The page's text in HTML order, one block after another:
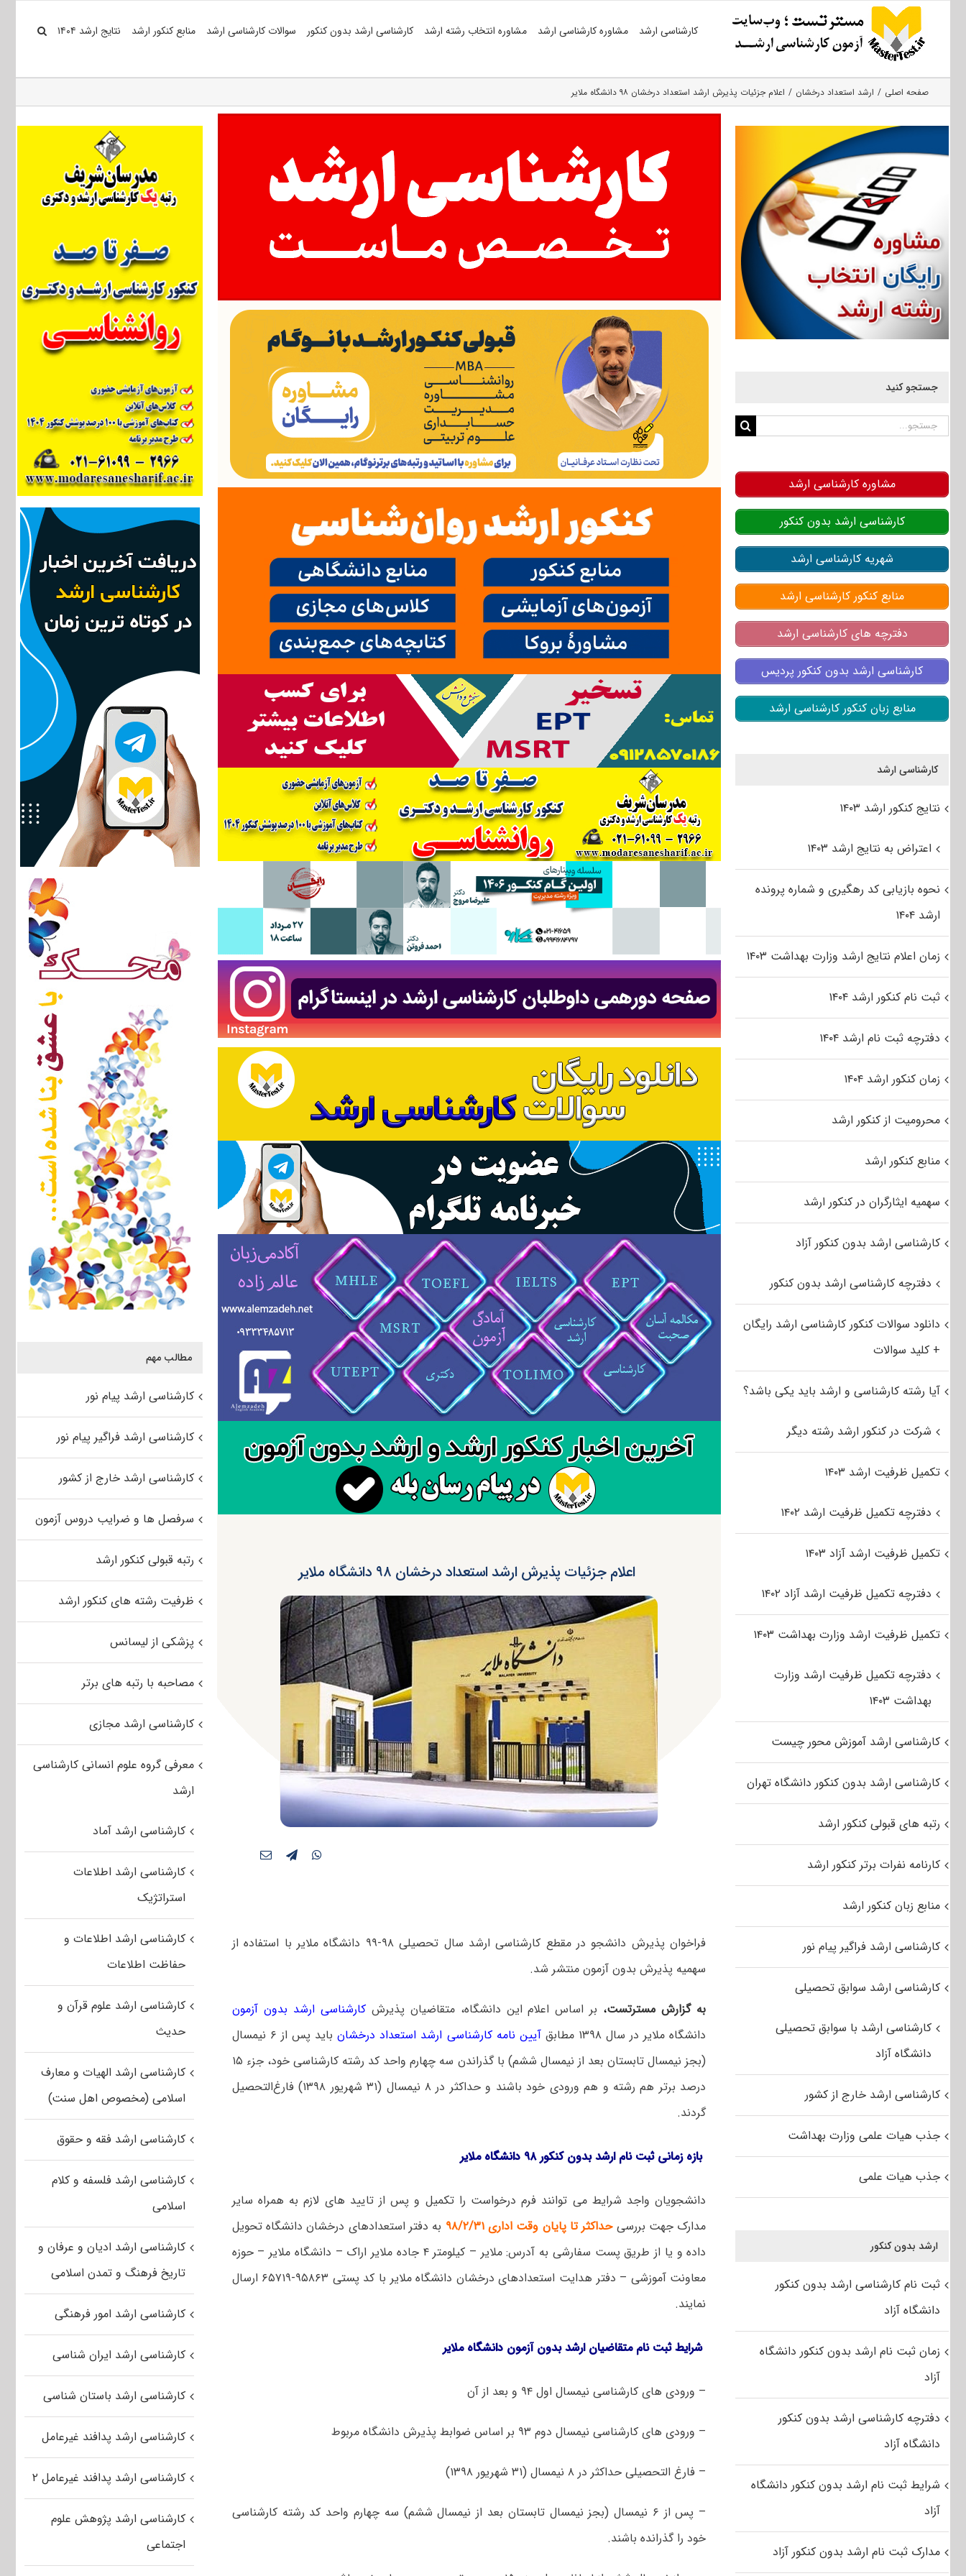
کارشناسی ارشد مشاوره کارشناسی ارشد مشاوره انتخاب رشته ارشد کارشناسی ارشد بدون کنکور سوالات کارشناسی ارشد منابع کنکور ارشد نتایج ارشد ۱۴۰۴
صفحه اصلی ارشد استعداد درخشان اعلام جزئیات پذیرش ارشد استعداد درخشان ۹۸ دانشگاه ملایر
اعلام جزئیات پذیرش ارشد استعداد درخشان ۹۸ دانشگاه ملایر
فراخوان پذیرش دانشجو در مقطع کارشناسی ارشد سال تحصیلی ۹۸-۹۹ دانشگاه ملایر با استفاده از
سهمیه پذیرش بدون آزمون منتشر شد.
به گزارش مسترتست، بر اساس اعلام این دانشگاه، متقاضیان پذیرشکارشناسی ارشد بدون آزمون
دانشگاه ملایر در سال ۱۳۹۸ مطابق
آیین نامه کارشناسی ارشد استعداد درخشان
باید پس از ۶ نیمسال
(بجز نیمسال تابستان بعد از نیمسال ششم) با گذراندن سه چهارم واحد کد رشته کارشناسی خود، جزء ۱۵
درصد برتر هم رشته و هم ورودی خود باشند و حداکثر در ۸ نیمسال (۳۱ شهریور ۱۳۹۸) فارغ‌التحصیل
گردند.
بازه زمانی ثبت نام ارشد بدون کنکور ۹۸ دانشگاه ملایر
دانشجویان واجد شرایط می توانند فرم درخواست را تکمیل و پس از تایید های لازم به همراه سایر
مدارک جهت بررسیحداکثر تا پایان وقت اداری ۹۸/۲/۳۱
به دفتر استعدادهای درخشان دانشگاه تحویل
داده و یا از طریق پست سفارشی به آدرس: ملایر – کیلومتر ۴ جاده ملایر اراک – دانشگاه ملایر – حوزه
معاونت آموزشی – دفتر هدایت استعدادهای درخشان دانشگاه ملایر با کد پستی ۹۵۸۶۳-۶۵۷۱۹ ارسال
نمایند.
شرایط ثبت نام متقاضیانارشد بدون آزمون دانشگاه ملایر
– ورودی های کارشناسی نیمسال اول ۹۴ و بعد از آن
– ورودی های کارشناسی نیمسال دوم ۹۳ بر اساس ضوابط پذیرش دانشگاه مربوط
– فارغ التحصیلی حداکثر در ۸ نیمسال (۳۱ شهریور ۱۳۹۸)
– پس از ۶ نیمسال (بجز نیمسال تابستان بعد از نیمسال ششم) سه چهارم واحد کد رشته کارشناسی
خود را گذرانده باشند.
مطالب مهم
کارشناسی ارشد پیام نور
کارشناسی ارشد فراگیر پیام نور
کارشناسی ارشد خارج از کشور
سرفصل ها و ضرایب دروس آزمون
رتبه قبولی کنکور ارشد
ظرفیت رشته های کنکور ارشد
پزشکی از لیسانس
مصاحبه با رتبه های برتر
کارشناسی ارشد مجازی
معرفی گروه علوم انسانی کارشناسی
ارشد
کارشناسی ارشد آماد
کارشناسی ارشد اطلاعات
استراتژیک
کارشناسی ارشد اطلاعات و
حفاظت اطلاعات
کارشناسی ارشد علوم قرآن و
حدیث
کارشناسی ارشد الهیات و معارف
اسلامی (مخصوص اهل سنت)
کارشناسی ارشد فقه و حقوق
کارشناسی ارشد فلسفه و کلام
اسلامی
کارشناسی ارشد ادیان و عرفان و
تاریخ فرهنگ و تمدن اسلامی
کارشناسی ارشد امور فرهنگی
کارشناسی ارشد ایران شناسی
کارشناسی ارشد باستان شناسی
کارشناسی ارشد پدافند غیرعامل
کارشناسی ارشد پدافند غیرعامل ۲
کارشناسی ارشد پژوهش علوم
اجتماعی
جستجو کنید
جستجو
مشاوره کارشناسی ارشد
کارشناسی ارشد بدون کنکور
شهریه کارشناسی ارشد
منابع کنکور کارشناسی ارشد
دفترچه های کارشناسی ارشد
کارشناسی ارشد بدون کنکور پردیس
منابع زبان کنکور کارشناسی ارشد
کارشناسی ارشد
نتایج کنکور ارشد ۱۴۰۳
اعتراض به نتایج ارشد ۱۴۰۳
نحوه بازیابی کد رهگیری و شماره پرونده
ارشد ۱۴۰۴
زمان اعلام نتایج ارشد وزارت بهداشت ۱۴۰۳
ثبت نام کنکور ارشد ۱۴۰۴
دفترچه ثبت نام ارشد ۱۴۰۴
زمان کنکور ارشد ۱۴۰۴
محرومیت از کنکور ارشد
منابع کنکور ارشد
سهمیه ایثارگران در کنکور ارشد
کارشناسی ارشد بدون کنکور آزاد
دفترچه کارشناسی ارشد بدون کنکور
دانلود سوالات کنکور کارشناسی ارشد رایگان
+ کلید سوالات
آیا رشته کارشناسی و ارشد باید یکی باشد؟
شرکت در کنکور ارشد رشته دیگر
تکمیل ظرفیت ارشد ۱۴۰۳
دفترچه تکمیل ظرفیت ارشد ۱۴۰۲
تکمیل ظرفیت ارشد آزاد ۱۴۰۳
دفترچه تکمیل ظرفیت ارشد آزاد ۱۴۰۲
تکمیل ظرفیت ارشد وزارت بهداشت ۱۴۰۳
دفترچه تکمیل ظرفیت ارشد وزارت
بهداشت ۱۴۰۳
کارشناسی ارشد آموزش محور چیست
کارشناسی ارشد بدون کنکور دانشگاه تهران
رتبه های قبولی کنکور ارشد
کارنامه نفرات برتر کنکور ارشد
منابع زبان کنکور ارشد
کارشناسی ارشد فراگیر پیام نور
کارشناسی ارشد سوابق تحصیلی
کارشناسی ارشد با سوابق تحصیلی
دانشگاه آزاد
کارشناسی ارشد خارج از کشور
جذب هیات علمی وزارت بهداشت
جذب هیات علمی
ارشد بدون کنکور
ثبت نام کارشناسی ارشد بدون کنکور
دانشگاه آزاد
زمان ثبت نام ارشد بدون کنکور دانشگاه
آزاد
دفترچه کارشناسی ارشد بدون کنکور
دانشگاه آزاد
شرایط ثبت نام ارشد بدون کنکور دانشگاه
آزاد
مدارک ثبت نام ارشد بدون کنکور آزاد